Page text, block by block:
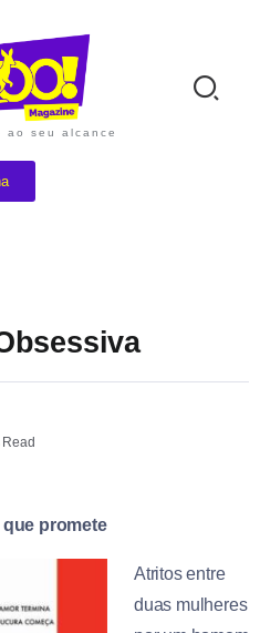
ao seu alcance
Read
promete
Atritos entre
duas mulheres